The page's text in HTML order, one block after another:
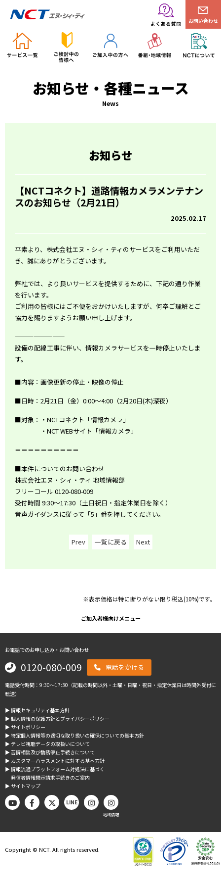
お問い合わせ
お知らせ・各種ニュース
News
お知らせ
【NCTコネクト】道路情報カメラメンテナン
スのお知らせ（2月21日）
2025.02.17
平素より、株式会社エヌ・シィ・ティのサービスをご利用いただ
き、誠にありがとうございます。
弊社では、より良いサービスを提供するために、下記の通り作業
を行います。
ご利用の皆様にはご不便をおかけいたしますが、何卒ご理解とご
協力を賜りますようお願い申し上げます。
————————
設備の配線工事に伴い、情報カメラサービスを一時停止いたしま
す。
■内容：画像更新の停止・映像の停止
■日時：2月21日（金）0:00～4:00（2月20日(木)深夜）
■対象：・NCTコネクト「情報カメラ」
・NCT WEBサイト「情報カメラ」
＝＝＝＝＝＝＝＝＝＝
■本件についてのお問い合わせ
株式会社エヌ・シィ・ティ 地域情報部
フリーコール 0120-080-009
受付時間 9:30～17:30（土日祝日・指定休業日を除く）
音声ガイダンスに従って「5」番を押してください。
Prev 一覧に戻る Next
※表示価格は特に断りがない限り税込(10%)です。
ご加入者様向けメニュー
お電話でのお申し込み・お問い合わせ
0120-080-009 電話をかける
電話受付時間：9:30～17:30（記載の時間以外・土曜・日曜・祝日・指定休業日は時間外受付に
転送）
▶︎ 情報セキュリティ基本方針
▶︎ 個人情報の保護方針とプライバシーポリシー
▶︎ サイトポリシー
▶︎ 特定個人情報等の適切な取り扱いの確保についての基本方針
▶︎ テレビ視聴データの取扱いについて
▶︎ 苦情相談及び勧誘停止手続きについて
▶︎ カスタマーハラスメントに対する基本方針
▶︎ 情報流通プラットフォーム対処法に基づく
発信者情報開示請求手続きのご案内
▶︎ サイトマップ
LINE
地域情報
Copyright © NCT. All rights reserved.